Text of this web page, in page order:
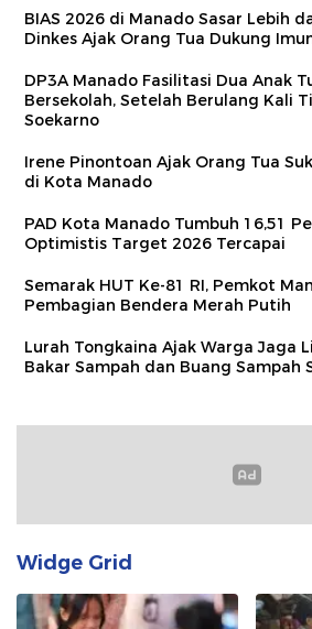
BIAS 2026 di Manado Sasar Lebih
Dinkes Ajak Orang Tua Dukung
DP3A Manado Fasilitasi Dua Anak
Bersekolah, Setelah Berulang Kali
Soekarno
Irene Pinontoan Ajak Orang Tua
di Kota Manado
PAD Kota Manado Tumbuh 16,51
Optimistis Target 2026 Tercapai
Semarak HUT Ke-81 RI, Pemkot
Pembagian Bendera Merah Putih
Lurah Tongkaina Ajak Warga Jaga
Bakar Sampah dan Buang Sampah
Widge Grid